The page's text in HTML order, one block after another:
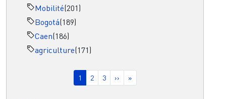
Mobilité(201)
Bogotá(189)
Caen(186)
agriculture(171)
Page courante
1 Page
2 Page
3 Page suivante
›› Dernière page
»